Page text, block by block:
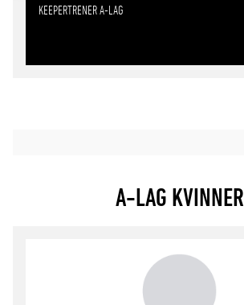
KEEPERTRENER A-LAG
A-LAG KVINNER